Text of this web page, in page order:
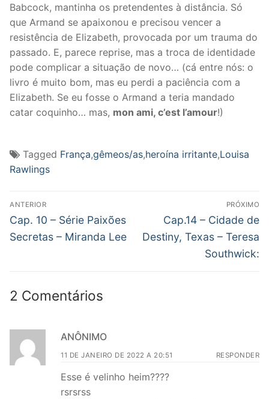
Babcock, mantinha os pretendentes à distância. Só
que Armand se apaixonou e precisou vencer a
resistência de Elizabeth, provocada por um trauma do
passado. E, parece reprise, mas a troca de identidade
pode complicar a situação de novo… (cá entre nós: o
livro é muito bom, mas eu perdi a paciência com a
Elizabeth. Se eu fosse o Armand a teria mandado
catar coquinho… mas, mon ami, c’est l’amour!)
Tagged França,gêmeos/as,heroína irritante,Louisa
Rawlings
Navegação
de
Post
ANTERIOR
Post
anterior:
Cap. 10 – Série Paixões
Secretas – Miranda Lee
PRÓXIMO
Próximo
post:
Cap.14 – Cidade de
Destiny, Texas – Teresa
Southwick:
2 Comentários
ANÔNIMO
11 DE JANEIRO DE 2022 A 20:51 RESPONDER
Esse é velinho heim????
rsrsrss